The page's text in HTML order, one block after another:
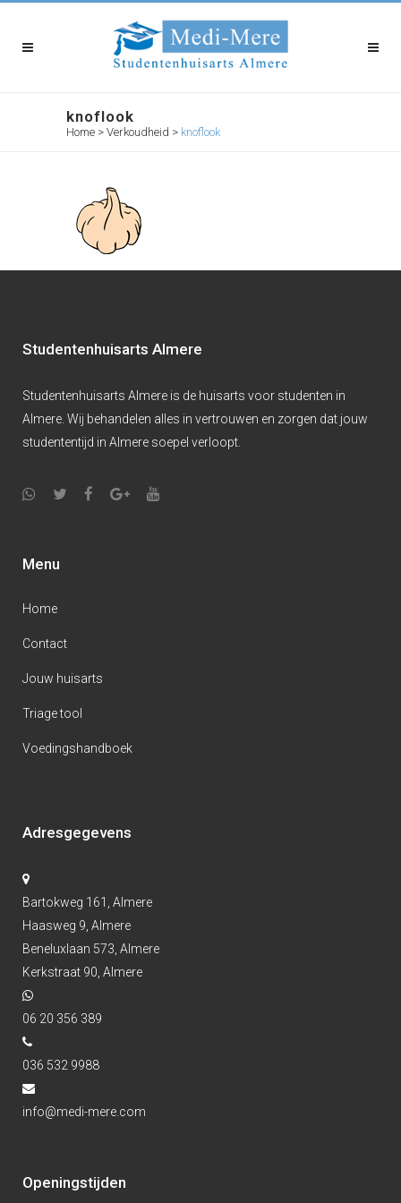
knoflook
Home > Verkoudheid > knoflook
Studentenhuisarts Almere
Studentenhuisarts Almere is de huisarts voor studenten in
Almere. Wij behandelen alles in vertrouwen en zorgen dat jouw
studententijd in Almere soepel verloopt.
Menu
Home
Contact
Jouw huisarts
Triage tool
Voedingshandboek
Adresgegevens
Bartokweg 161, Almere
Haasweg 9, Almere
Beneluxlaan 573, Almere
Kerkstraat 90, Almere
06 20 356 389
036 532 9988
info@medi-mere.com
Openingstijden